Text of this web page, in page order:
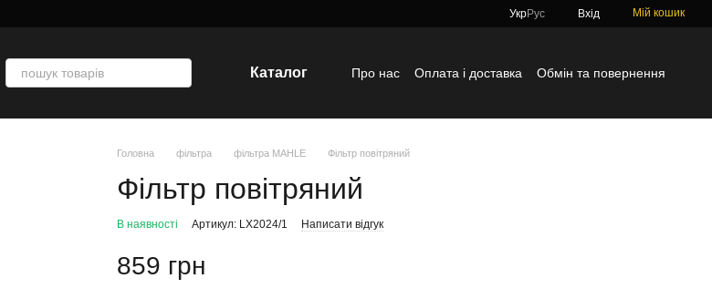
УкрРус Вхід Мій кошик
Каталог Про нас Оплата і доставка
Обмін та повернення
Головна фільтра фільтра MAHLE Фільтр повітряний
Фільтр повітряний
В наявності Артикул: LX2024/1 Написати відгук
859 грн